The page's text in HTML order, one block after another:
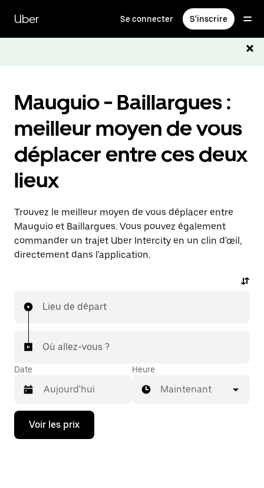
contenu
principal
Uber Se connecter S'inscrire
Mauguio - Baillargues :
meilleur moyen de vous
déplacer entre ces deux
lieux
Trouvez le meilleur moyen de vous déplacer entre
Mauguio et Baillargues. Vous pouvez également
commander un trajet Uber Intercity en un clin d'œil,
directement dans l'application.
Lieu de départ
Où allez-vous ?
Date
Appuyez
la
Heure
Maintenant
Voir les prix